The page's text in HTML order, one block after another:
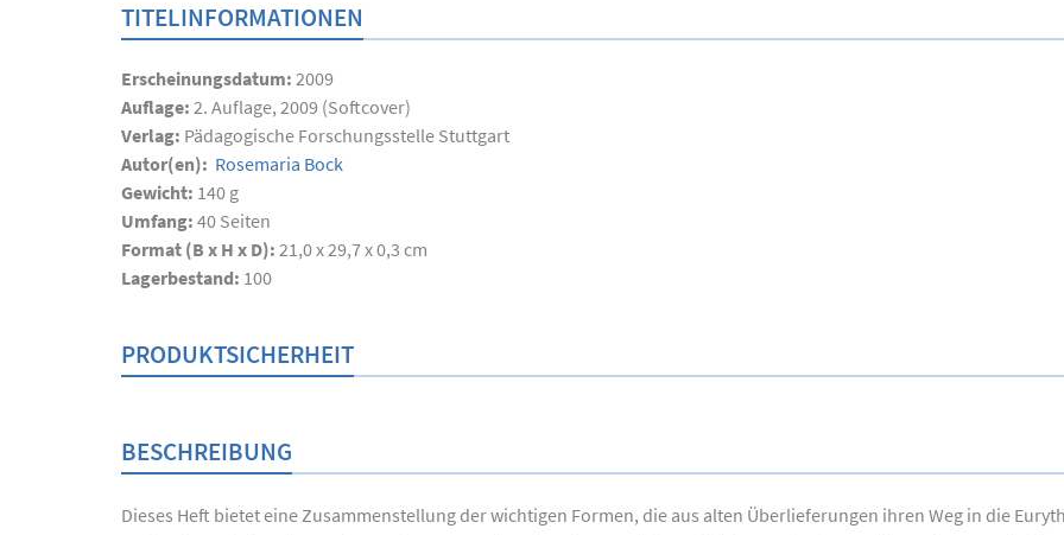
TITELINFORMATIONEN
Erscheinungsdatum: 2009
Auflage: 2. Auflage, 2009 (Softcover)
Verlag: Pädagogische Forschungsstelle Stuttgart
Autor(en): Rosemaria Bock
Gewicht: 140 g
Umfang: 40 Seiten
Format (B x H x D): 21,0 x 29,7 x 0,3 cm
Lagerbestand: 100
PRODUKTSICHERHEIT
BESCHREIBUNG
Dieses Heft bietet eine Zusammenstellung der wichtigen Formen, die aus alten Überlieferungen ihren Weg in die